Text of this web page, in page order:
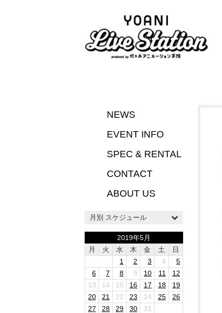
NEWS
EVENT INFO
SPEC & RENTAL
CONTACT
ABOUT US
月別 スケジュール
2019年5月
月
火 水 木 金 土
日
1
2 3 4
5
6
7 8 9 10 11
12
13
14 15 16 17 18
19
20
21 22 23 24 25
26
27
28 29 30 31